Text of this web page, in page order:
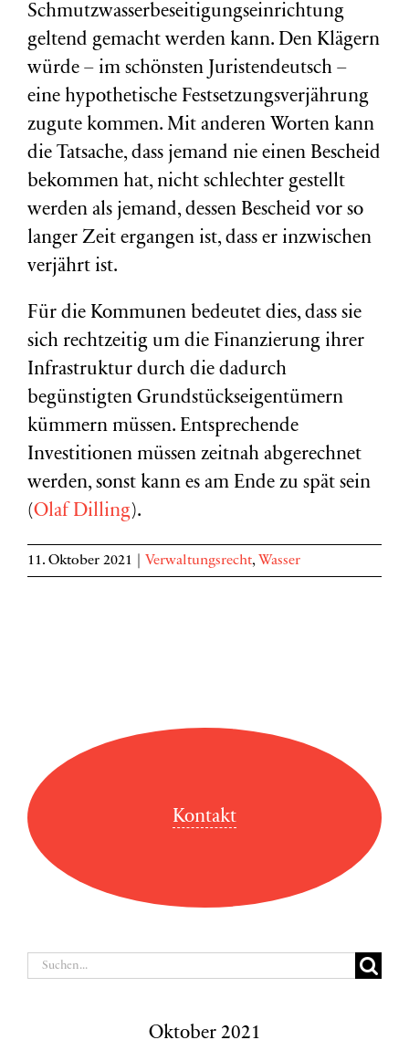
Schmutzwasserbeseitigungseinrichtung
geltend gemacht werden kann. Den Klägern
würde – im schönsten Juristendeutsch –
eine hypothetische Festsetzungsverjährung
zugute kommen. Mit anderen Worten kann
die Tatsache, dass jemand nie einen Bescheid
bekommen hat, nicht schlechter gestellt
werden als jemand, dessen Bescheid vor so
langer Zeit ergangen ist, dass er inzwischen
verjährt ist.
Für die Kommunen bedeutet dies, dass sie
sich rechtzeitig um die Finanzierung ihrer
Infrastruktur durch die dadurch
begünstigten Grundstückseigentümern
kümmern müssen. Entsprechende
Investitionen müssen zeitnah abgerechnet
werden, sonst kann es am Ende zu spät sein
(Olaf Dilling).
11. Oktober 2021 Verwaltungsrecht, Wasser
Kontakt
Suche
Oktober 2021